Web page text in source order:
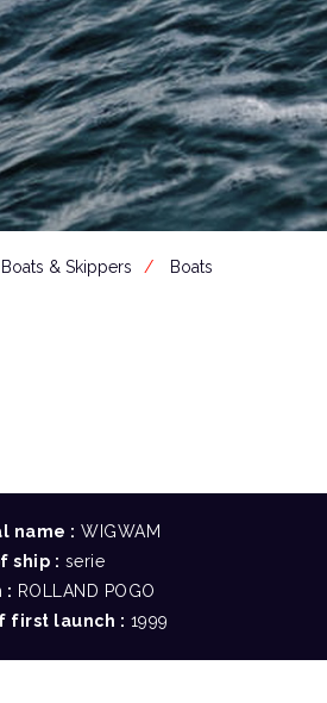
Boats & Skippers Boats
name : WIGWAM
ship : serie
: ROLLAND POGO
first launch : 1999